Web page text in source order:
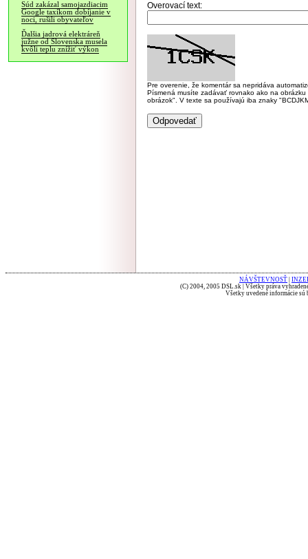
Súd zakázal samojazdiacim
Google taxíkom dobíjanie v
noci, rušili obyvateľov
Ďalšia jadrová elektráreň
južne od Slovenska musela
kvôli teplu znížiť výkon
Overovací text:
Pre overenie, že komentár sa nepridáva
Písmená musíte zadávať rovnako ako na
obrázok". V texte sa používajú iba znaky
NÁVŠTEVNOSŤ
(C) 2004, 2005 DSL.sk | Všetky práva
Všetky uvedené informácie sú